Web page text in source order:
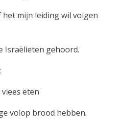
mijn leiding wil volgen
Israëlieten gehoord.
eten
volop brood hebben.